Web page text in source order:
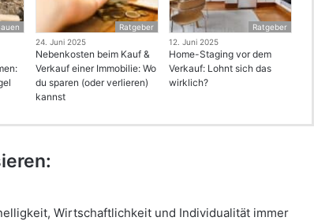
Ratgeber
24. Juni 2025
Nebenkosten beim Kauf &
Verkauf einer Immobilie: Wo
du sparen (oder verlieren)
kannst
Ratgeber
12. Juni 2025
Home-Staging vor dem
Verkauf: Lohnt sich das
wirklich?
Wirtschaftlichkeit und Individualität immer